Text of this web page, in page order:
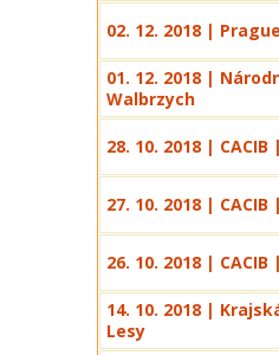
02. 12. 2018 |
01. 12. 2018 |
Walbrzych
28. 10. 2018 |
27. 10. 2018 |
26. 10. 2018 |
14. 10. 2018 |
Lesy